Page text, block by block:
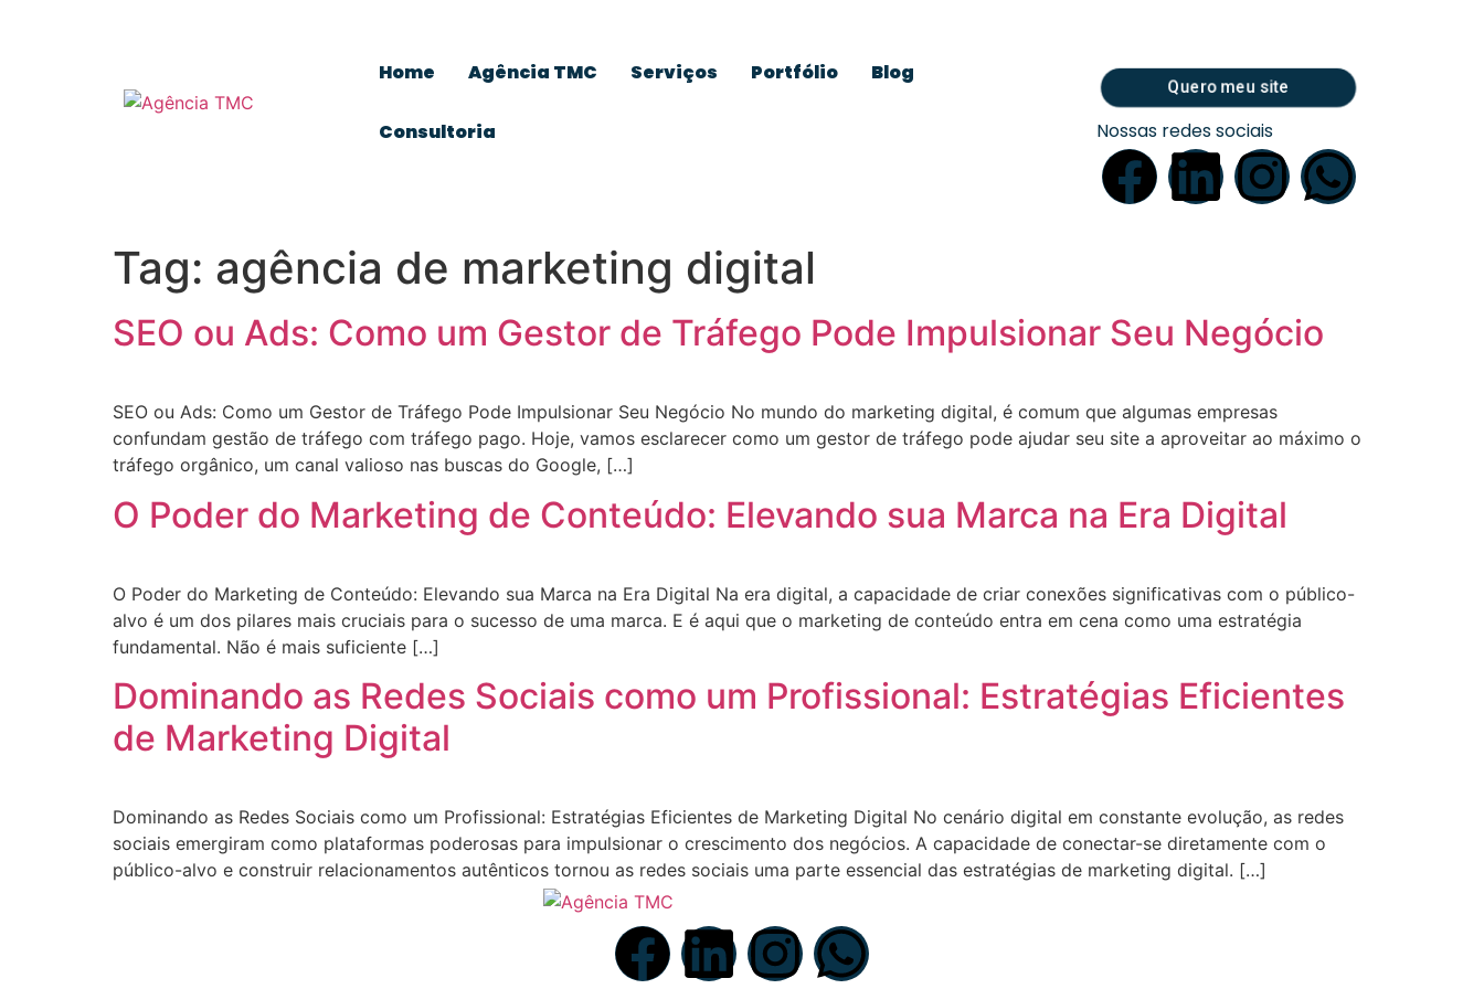
Home Agência TMC Serviços Portfólio Blog
Consultoria
Quero meu site
Nossas redes sociais
Tag: agência de marketing digital
SEO ou Ads: Como um Gestor de Tráfego Pode Impulsionar Seu Negócio
SEO ou Ads: Como um Gestor de Tráfego Pode Impulsionar Seu Negócio No mundo do marketing digital, é comum que algumas empresas
confundam gestão de tráfego com tráfego pago. Hoje, vamos esclarecer como um gestor de tráfego pode ajudar seu site a aproveitar ao máximo o
tráfego orgânico, um canal valioso nas buscas do Google, […]
O Poder do Marketing de Conteúdo: Elevando sua Marca na Era Digital
O Poder do Marketing de Conteúdo: Elevando sua Marca na Era Digital Na era digital, a capacidade de criar conexões significativas com o público-
alvo é um dos pilares mais cruciais para o sucesso de uma marca. E é aqui que o marketing de conteúdo entra em cena como uma estratégia
fundamental. Não é mais suficiente […]
Dominando as Redes Sociais como um Profissional: Estratégias Eficientes
de Marketing Digital
Dominando as Redes Sociais como um Profissional: Estratégias Eficientes de Marketing Digital No cenário digital em constante evolução, as redes
sociais emergiram como plataformas poderosas para impulsionar o crescimento dos negócios. A capacidade de conectar-se diretamente com o
público-alvo e construir relacionamentos autênticos tornou as redes sociais uma parte essencial das estratégias de marketing digital. […]
Nossas redes sociais